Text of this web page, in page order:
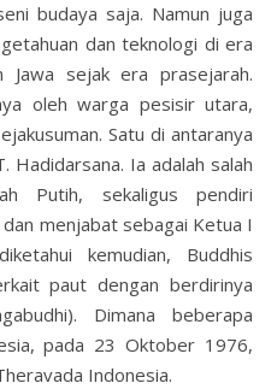
budaya saja. Namun juga
dan teknologi di era
Jawa sejak era prasejarah.
oleh warga pesisir utara,
Satu di antaranya
Hadidarsana. Ia adalah salah
Putih, sekaligus pendiri
dan menjabat sebagai Ketua I
kemudian, Buddhis
paut dengan berdirinya
Dimana beberapa
pada 23 Oktober 1976,
Indonesia.